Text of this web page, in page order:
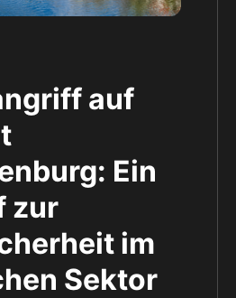
auf
Ein
zur
im
Sektor